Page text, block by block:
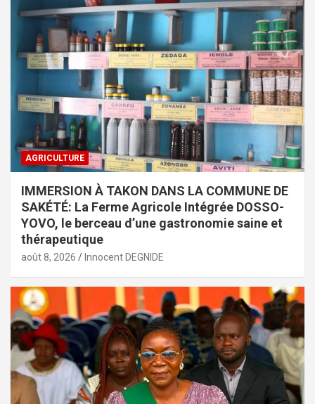
AGRICULTURE
IMMERSION À TAKON DANS LA COMMUNE DE
SAKÉTÉ: La Ferme Agricole Intégrée DOSSO-
YOVO, le berceau d’une gastronomie saine et
thérapeutique
août 8, 2026 Innocent DEGNIDE